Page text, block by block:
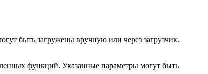
быть загружены вручную или через загрузчик.
функций. Указанные параметры могут быть